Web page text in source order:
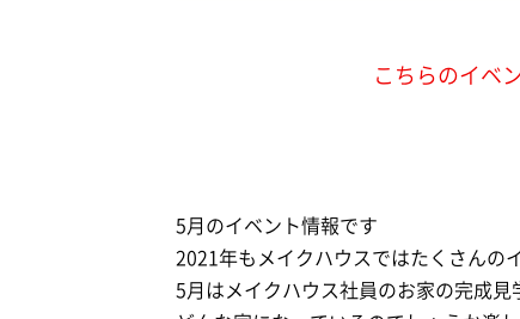
こちらのイベ
5月のイベント情報です
2021年もメイクハウスではたくさんの
5月はメイクハウス社員のお家の完成見